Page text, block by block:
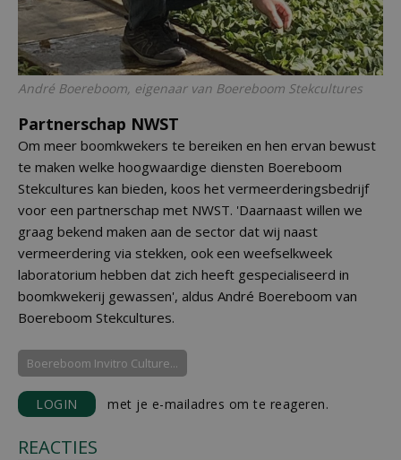
André Boereboom, eigenaar van Boereboom Stekcultures
Partnerschap NWST
Om meer boomkwekers te bereiken en hen ervan bewust
te maken welke hoogwaardige diensten Boereboom
Stekcultures kan bieden, koos het vermeerderingsbedrijf
voor een partnerschap met NWST. 'Daarnaast willen we
graag bekend maken aan de sector dat wij naast
vermeerdering via stekken, ook een weefselkweek
laboratorium hebben dat zich heeft gespecialiseerd in
boomkwekerij gewassen', aldus André Boereboom van
Boereboom Stekcultures.
Boereboom Invitro Culture...
LOGIN met je e-mailadres om te reageren.
REACTIES